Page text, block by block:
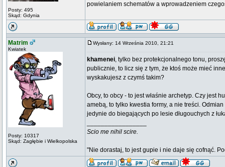
Posty: 495
Skąd: Gdynia
powielaniem schematów a wprowadzeniem
Matrim
Kwiatek
Posty: 10317
Skąd: Zagłębie i Wielkopolska
Wysłany: 14 Września 2010, 21:21
khamenei, tylko bez protekcjonalnego tonu,
publicznie, to licz się z tym, że ktoś może mieć
wyskakujesz z czymś takim?
Obcy, to obcy - to jest właśnie archetyp. Czy jest
amebą, to tylko kwestia formy, a nie treści.
jedynie do biegających po lesie długouchych z
Scio me nihil scire.
"Nie dorastaj, to jest gupie i nie daje się cofnąć.